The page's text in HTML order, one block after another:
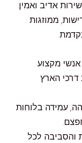
אדיב ואמין.
ממוזגות
אנשי מקצוע
דרכי הארץ
עמידה בלוחות
והסביבה לכל